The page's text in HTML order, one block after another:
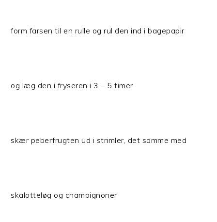
form farsen til en rulle og rul den ind i bagepapir
og læg den i fryseren i 3 – 5 timer
skær peberfrugten ud i strimler, det samme med
skalotteløg og champignoner